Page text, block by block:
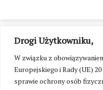
Drogi Użytkowniku,
W związku z
Europejskiego i Rady (UE)
sprawie ochrony osób